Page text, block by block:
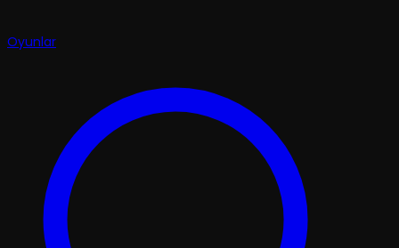
Oyunlar